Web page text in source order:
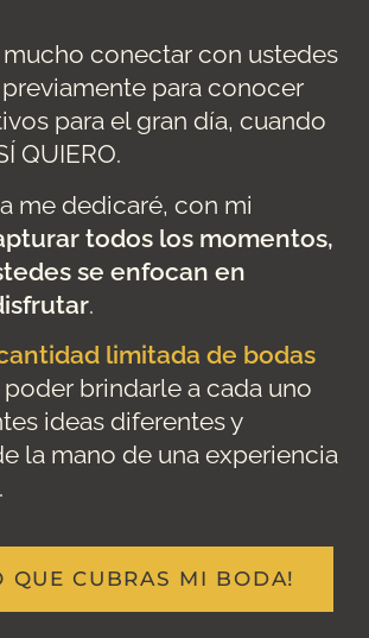
mucho conectar con ustedes
para conocer
para el gran día, cuando
QUIERO.
me dedicaré, con mi
todos los momentos,
se enfocan en
.
limitada de bodas
poder brindarle a cada uno
ideas diferentes y
la mano de una experiencia
QUE CUBRAS MI BODA!